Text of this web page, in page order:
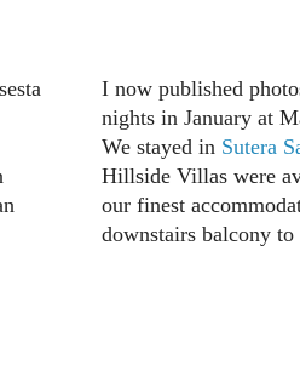
I now published
nights in January at
We stayed in Sutera
Hillside Villas were
our finest
downstairs balcony to